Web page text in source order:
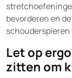
bevorderen en
Let op
zitten om